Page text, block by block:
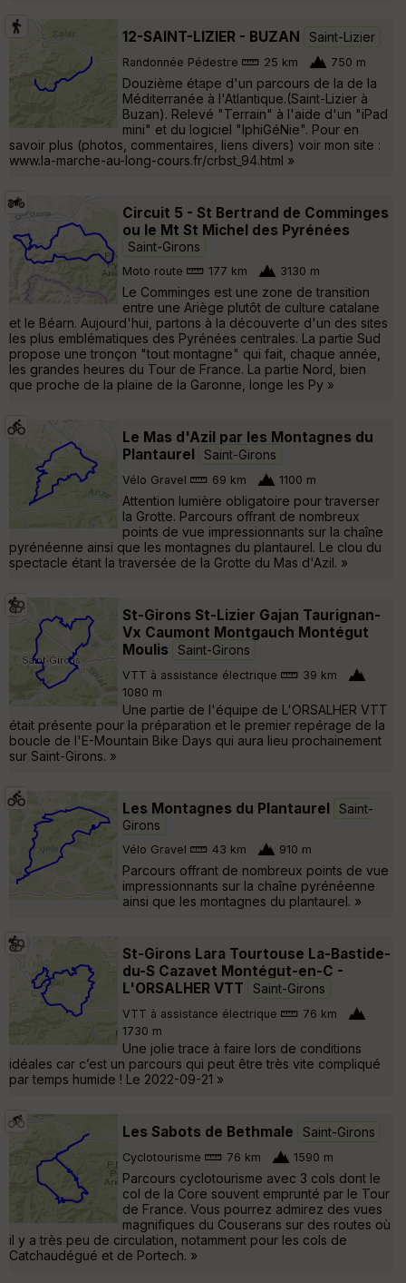
12-SAINT-LIZIER - BUZAN Saint-Lizier
Randonnée Pédestre 25 km 750 m
Douzième étape d'un parcours de la de la
Méditerranée à l'Atlantique.(Saint-Lizier à
Buzan). Relevé "Terrain" à l'aide d'un "iPad
mini" et du logiciel "IphiGéNie". Pour en
savoir plus (photos, commentaires, liens divers) voir mon site :
www.la-marche-au-long-cours.fr/crbst_94.html »
Circuit 5 - St Bertrand de Comminges
ou le Mt St Michel des Pyrénées
Saint-Girons
Moto route 177 km 3130 m
Le Comminges est une zone de transition
entre une Ariège plutôt de culture catalane
et le Béarn. Aujourd'hui, partons à la découverte d'un des sites
les plus emblématiques des Pyrénées centrales. La partie Sud
propose une tronçon "tout montagne" qui fait, chaque année,
les grandes heures du Tour de France. La partie Nord, bien
que proche de la plaine de la Garonne, longe les Py »
Le Mas d'Azil par les Montagnes du
Plantaurel
Saint-Girons
Vélo Gravel 69 km 1100 m
Attention lumière obligatoire pour traverser
la Grotte. Parcours offrant de nombreux
points de vue impressionnants sur la chaîne
pyrénéenne ainsi que les montagnes du plantaurel. Le clou du
spectacle étant la traversée de la Grotte du Mas d'Azil. »
St-Girons St-Lizier Gajan Taurignan-
Vx Caumont Montgauch Montégut
Moulis
Saint-Girons
VTT à assistance électrique
39 km
1080 m
Une partie de l'équipe de L'ORSALHER VTT
était présente pour la préparation et le premier repérage de la
boucle de l'E-Mountain Bike Days qui aura lieu prochainement
sur Saint-Girons. »
Les Montagnes du Plantaurel
Saint-
Girons
Vélo Gravel 43 km 910 m
Parcours offrant de nombreux points de vue
impressionnants sur la chaîne pyrénéenne
ainsi que les montagnes du plantaurel. »
St-Girons Lara Tourtouse La-Bastide-
du-S Cazavet Montégut-en-C -
L'ORSALHER VTT
Saint-Girons
VTT à assistance électrique
76 km
1730 m
Une jolie trace à faire lors de conditions
idéales car c’est un parcours qui peut être très vite compliqué
par temps humide ! Le 2022-09-21 »
Les Sabots de Bethmale Saint-Girons
Cyclotourisme 76 km 1590 m
Parcours cyclotourisme avec 3 cols dont le
col de la Core souvent emprunté par le Tour
de France. Vous pourrez admirez des vues
magnifiques du Couserans sur des routes où
il y a très peu de circulation, notamment pour les cols de
Catchaudégué et de Portech. »